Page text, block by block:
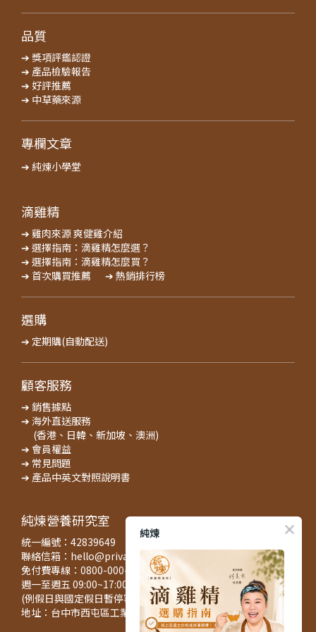
品質
➔ 獎項評鑑認證
➔ 產品檢驗報告
➔ 好評推薦
➔ 中草藥來源
專欄文章
➔ 純煉小學堂
滴雞精
➔ 雞肉來源 爽健雞介紹
➔ 選擇指南：滴雞精怎麼選？
➔ 選擇指南：滴雞精怎麼買？
➔ 首次購買推薦
➔ 熱銷排行榜
選購
➔ 定期購(自動配送)
顧客服務
➔ 銷售據點
➔ 海外直送服務
(香港、日韓、新加坡、澳洲)
➔ 會員權益
➔ 常見問題
➔ 產品中英文對照說明書
純煉營養研究室
統一編號：42839649
聯絡信箱：hello@privatecuisine.tw
免付費專線：0800-000-422
週一至週五 09:00~17:00
(例假日與國定假日暫停客服與出貨服務)
地址：台中市西屯區工業區一路127之3號5樓
純煉